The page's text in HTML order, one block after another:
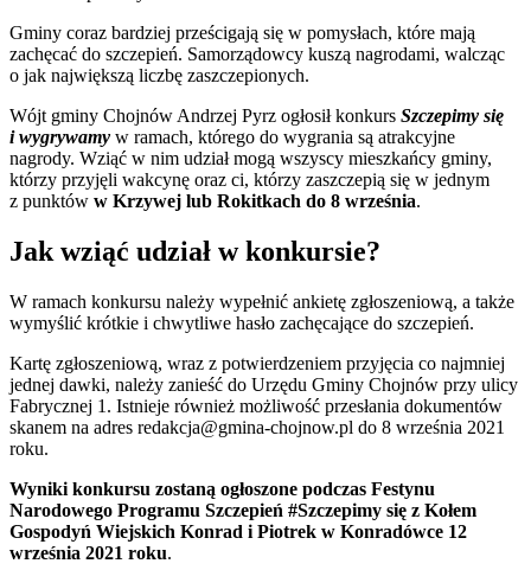
Gminy coraz bardziej prześcigają się w pomysłach, które mają
zachęcać do szczepień. Samorządowcy kuszą nagrodami, walcząc
o jak największą liczbę zaszczepionych.
Wójt gminy Chojnów Andrzej Pyrz ogłosił konkurs Szczepimy się
i wygrywamy w ramach, którego do wygrania są atrakcyjne
nagrody. Wziąć w nim udział mogą wszyscy mieszkańcy gminy,
którzy przyjęli wakcynę oraz ci, którzy zaszczepią się w jednym
z punktów w Krzywej lub Rokitkach do 8 września.
Jak wziąć udział w konkursie?
W ramach konkursu należy wypełnić ankietę zgłoszeniową, a także
wymyślić krótkie i chwytliwe hasło zachęcające do szczepień.
Kartę zgłoszeniową, wraz z potwierdzeniem przyjęcia co najmniej
jednej dawki, należy zanieść do Urzędu Gminy Chojnów przy ulicy
Fabrycznej 1. Istnieje również możliwość przesłania dokumentów
skanem na adres redakcja@gmina-chojnow.pl do 8 września 2021
roku.
Wyniki konkursu zostaną ogłoszone podczas Festynu
Narodowego Programu Szczepień #Szczepimy się z Kołem
Gospodyń Wiejskich Konrad i Piotrek w Konradówce 12
września 2021 roku.